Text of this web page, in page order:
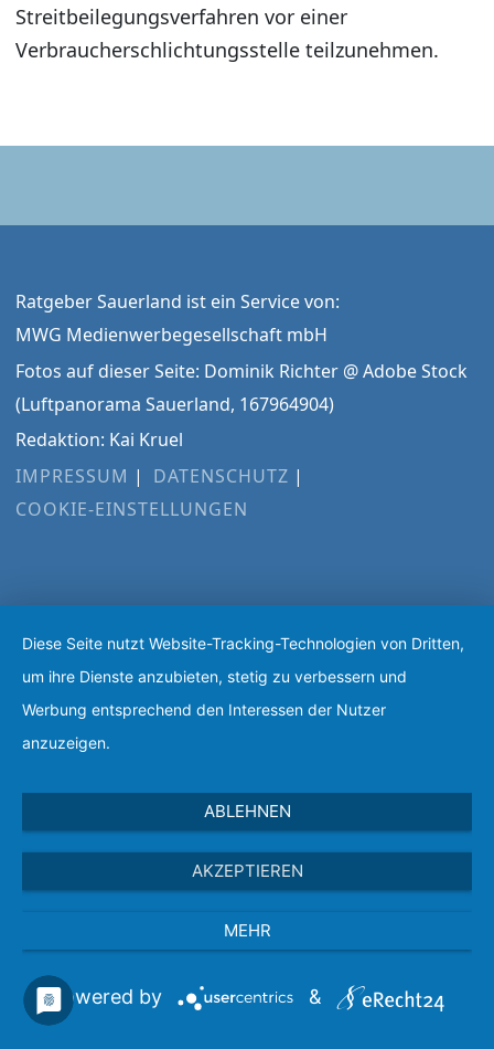
Streitbeilegungsverfahren vor einer
Verbraucherschlichtungsstelle teilzunehmen.
Ratgeber Sauerland ist ein Service von:
MWG Medienwerbegesellschaft mbH
Fotos auf dieser Seite: Dominik Richter @ Adobe Stock
(Luftpanorama Sauerland, 167964904)
Redaktion: Kai Kruel
IMPRESSUM
DATENSCHUTZ
COOKIE-EINSTELLUNGEN
Diese Seite nutzt Website-Tracking-Technologien von Dritten,
um ihre Dienste anzubieten, stetig zu verbessern und
Werbung entsprechend den Interessen der Nutzer
anzuzeigen.
ABLEHNEN
AKZEPTIEREN
MEHR
Powered by &